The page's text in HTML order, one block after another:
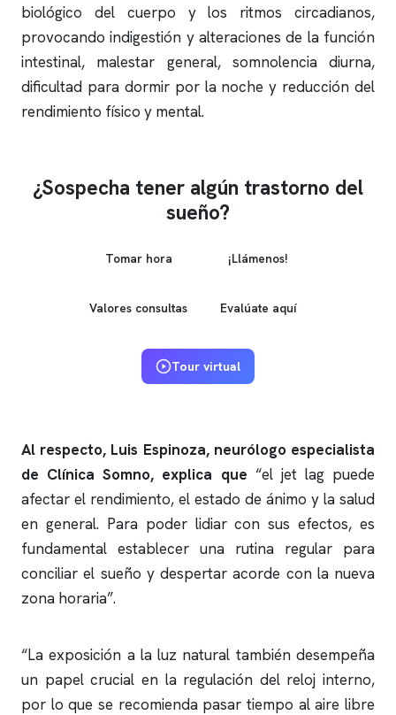
biológico del cuerpo y los ritmos circadianos,
provocandoindigestión y alteraciones de la función
intestinal, malestar general, somnolencia diurna,
dificultad para dormir por la noche y reducción del
rendimiento físico y mental.
¿Sospecha tener algún trastorno del
sueño?
Tomar hora ¡Llámenos!
Valores consultas Evalúate aquí
Tour virtual
Al respecto, Luis Espinoza, neurólogo especialista
de Clínica Somno, explica que “el jet lag puede
afectar el rendimiento, el estado de ánimo y la salud
en general. Para poder lidiar con sus efectos, es
fundamental establecer una rutina regular para
conciliar el sueño y despertar acorde con la nueva
zona horaria”.
“La exposición a la luz natural también desempeña
un papel crucial en la regulación del reloj interno,
por lo que se recomienda pasar tiempo al aire libre